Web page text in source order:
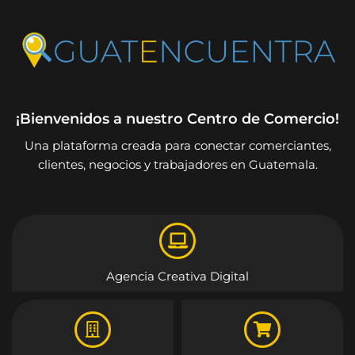
¡Bienvenidos a nuestro Centro de Comercio!
Una plataforma creada para conectar comerciantes,
clientes, negocios y trabajadores en Guatemala.
Agencia Creativa Digital